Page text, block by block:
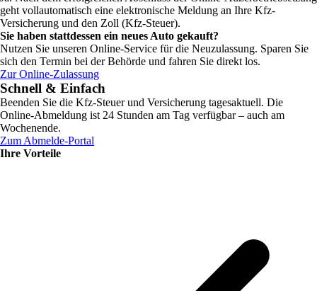
geht vollautomatisch eine elektronische Meldung an Ihre Kfz-
Versicherung und den Zoll (Kfz-Steuer).
Sie haben stattdessen ein neues Auto gekauft?
Nutzen Sie unseren Online-Service für die Neuzulassung. Sparen Sie
sich den Termin bei der Behörde und fahren Sie direkt los.
Zur Online-Zulassung
Schnell & Einfach
Beenden Sie die Kfz-Steuer und Versicherung tagesaktuell. Die
Online-Abmeldung ist 24 Stunden am Tag verfügbar – auch am
Wochenende.
Zum Abmelde-Portal
Ihre Vorteile